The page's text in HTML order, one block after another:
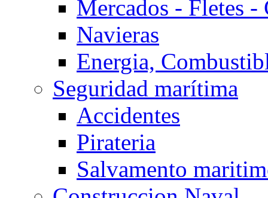
Mercados - Fletes -
Navieras
Energia,
Seguridad marítima
Accidentes
Pirateria
Salvamento